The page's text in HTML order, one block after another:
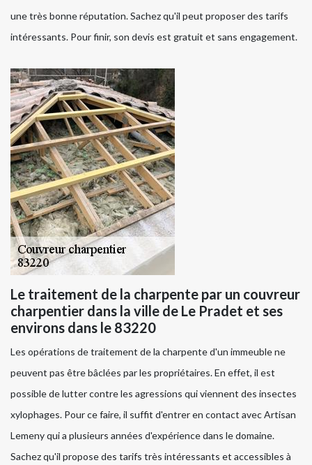
une très bonne réputation. Sachez qu'il peut proposer des tarifs
intéressants. Pour finir, son devis est gratuit et sans engagement.
Le traitement de la charpente par un couvreur
charpentier dans la ville de Le Pradet et ses
environs dans le 83220
Les opérations de traitement de la charpente d'un immeuble ne
peuvent pas être bâclées par les propriétaires. En effet, il est
possible de lutter contre les agressions qui viennent des insectes
xylophages. Pour ce faire, il suffit d'entrer en contact avec Artisan
Lemeny qui a plusieurs années d'expérience dans le domaine.
Sachez qu'il propose des tarifs très intéressants et accessibles à